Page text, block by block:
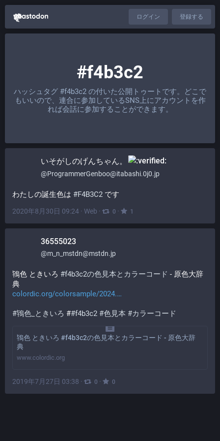
ログイン 登録する
#f4b3c2
ハッシュタグ #f4b3c2 の付いた公開トゥートです。どこで
もいいので、連合に参加しているSNS上にアカウントを作
れば会話に参加することができます。
いそがしのげんちゃん。​
@ProgrammerGenboo@itabashi.0j0.jp
わたしの誕生色は #F4B3C2 です
2020年8月30日 09:24 · Web · 0 · 1
36555023
@m_n_mstdn@mstdn.jp
鴇色 ときいろ #f4b3c2の色見本とカラーコード - 原色大辞
典
colordic.org/colorsample/2024.
#鴇色_ときいろ ##f4b3c2 #色見本 #カラーコード
鴇色 ときいろ #f4b3c2の色見本とカラーコード - 原色大辞
典
www.colordic.org
2019年7月27日 03:38 · 0 · 0